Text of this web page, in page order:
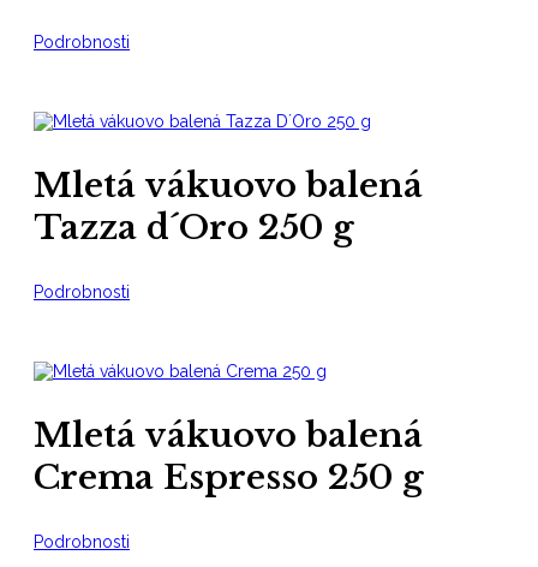
Podrobnosti
Mletá vákuovo balená
Tazza d´Oro 250 g
Podrobnosti
Mletá vákuovo balená
Crema Espresso 250 g
Podrobnosti